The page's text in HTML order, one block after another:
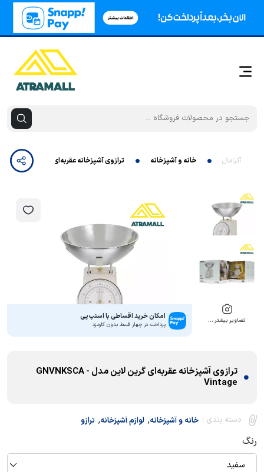
آترامال خانه و آشپزخانه ترازوی آشپزخانه عقربه‌ای گرین لاین مدل GNVNKSCA - Vintage
تصاویر بیشتر … امکان خرید اقساطی با اسنپ‌پی
پرداخت در چهار قسط بدون کارمزد
ترازوی آشپزخانه عقربه‌ای گرین لاین مدل GNVNKSCA -
Vintage
دسته بندی : خانه و آشپزخانه, لوازم آشپزخانه, ترازو
رنگ
سفید